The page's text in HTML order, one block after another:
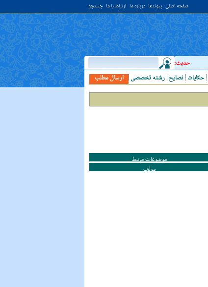
صفحه اصلی پیوندها درباره ما ارتباط با ما جستجو
حدیث:امام علي (عليه السلام) فرمودند: النَّظرُ إلي العَالِم أحبُّ إلَي الله مِن
ارسال مطلب
رشته تخصصی نصایح حکایات
موضوعات مرتبط
مولف